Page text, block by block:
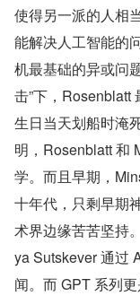
使得另一派的人相
能解决人工智能的
机最基础的异或问
击”下，Rosenblatt
生日当天划船时淹
明，Rosenblatt 和
学。而且早期，
十年代，只剩早期
术界边缘苦苦坚持
ya Sutskever 通过
闻。而 GPT 系列